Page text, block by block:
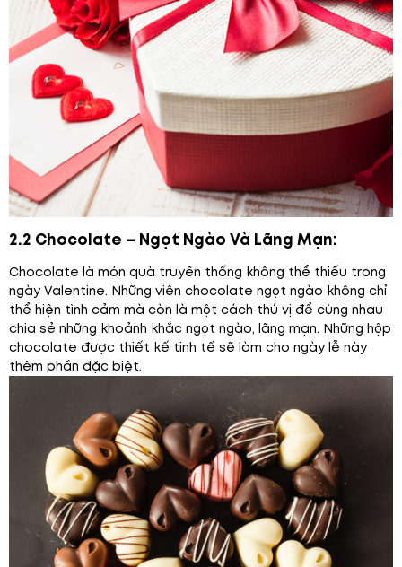
2.2 Chocolate – Ngọt Ngào Và Lãng Mạn:
Chocolate là món quà truyền thống không thể thiếu trong
ngày Valentine. Những viên chocolate ngọt ngào không chỉ
thể hiện tình cảm mà còn là một cách thú vị để cùng nhau
chia sẻ những khoảnh khắc ngọt ngào, lãng mạn. Những hộp
chocolate được thiết kế tinh tế sẽ làm cho ngày lễ này
thêm phần đặc biệt.